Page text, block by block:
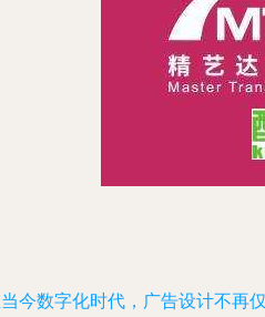
今数字化时代，广告设计不再